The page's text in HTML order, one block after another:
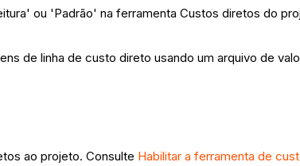
ou 'Padrão' na ferramenta Custos diretos do
de linha de custo direto usando um arquivo de
ao projeto. Consulte Habilitar a ferramenta de